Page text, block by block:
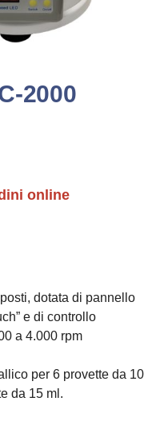
2000
online
dotata di pannello
e di controllo
a 4.000 rpm
per 6 provette da 10
da 15 ml.